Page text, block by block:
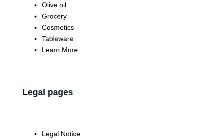
Olive oil
Grocery
Cosmetics
Tableware
Learn More
Legal pages
Legal Notice